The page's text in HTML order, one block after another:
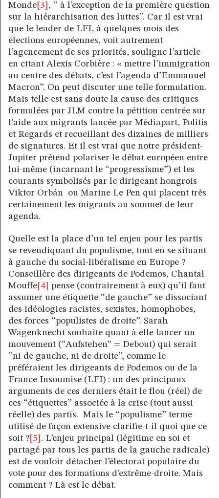
Monde [3] , “ à l’exception de la première question
sur la hiérarchisation des luttes”. Car il est vrai
que le leader de LFI, à quelques mois des
élections européennes, voit autrement
l’agencement de ses priorités, souligne l’article
en citant Alexis Corbière : « mettre l’immigration
au centre des débats, c’est l’agenda d’Emmanuel
Macron”. On peut discuter une telle formulation.
Mais telle est sans doute la cause des critiques
formulées par JLM contre la pétition centrée sur
l’aide aux migrants lancée par Médiapart, Politis
et Regards et recueillant des dizaines de milliers
de signatures. Et il est vrai que notre président-
Jupiter prétend polariser le débat européen entre
lui-même (incarnant le “progressisme”) et les
courants symbolisés par le dirigeant hongrois
Viktor Orbán ou Marine Le Pen qui placent très
certainement les migrants au sommet de leur
agenda.
Quelle est la place d’un tel enjeu pour les partis
se revendiquant du populisme, tout en se situant
à gauche du social-libéralisme en Europe ?
Conseillère des dirigeants de Podemos, Chantal
Mouffe[4] pense (contrairement à eux) qu’il faut
assumer une étiquette “de gauche” se dissociant
des idéologies racistes, sexistes, homophobes,
des forces “populistes de droite”. Sarah
Wagenknecht souhaite quant à elle lancer un
mouvement (“Aufstehen” = Debout) qui serait
”ni de gauche, ni de droite”, comme le
préféraient les dirigeants de Podemos ou de la
France Insoumise (LFI) : un des principaux
arguments de ces derniers était le flou (réel) de
ces “étiquettes” associée à la crise (tout aussi
réelle) des partis. Mais le “populisme” terme
utilisé de façon extensive clarifie-t-il quoi que ce
soit ?[5] . L’enjeu principal (légitime en soi et
partagé par tous les partis de la gauche radicale)
est de vouloir détacher l’électorat populaire du
vote pour des formations d’extrême-droite. Mais
comment ? Là est le débat.